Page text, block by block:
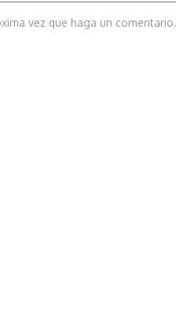
vez que haga un comentario.